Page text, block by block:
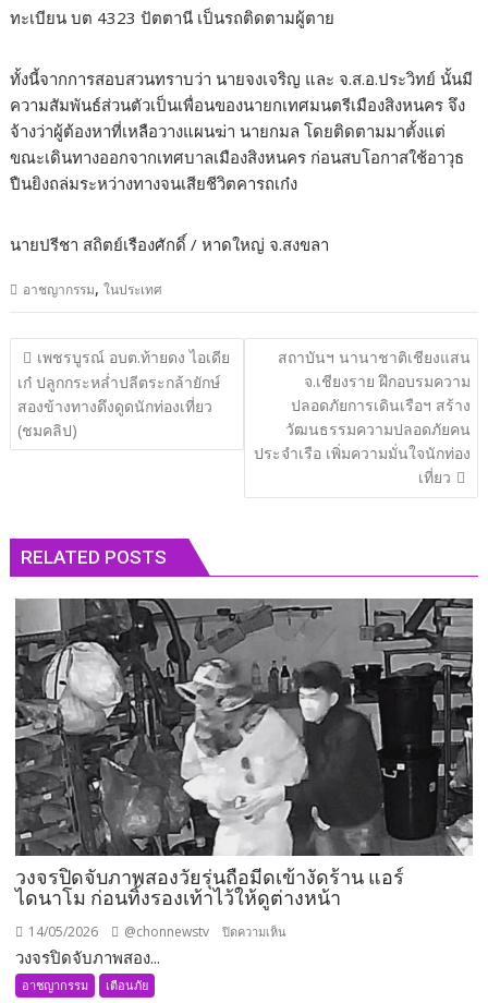
ทะเบียน บต 4323 ปัตตานี เป็นรถติดตามผู้ตาย
ทั้งนี้จากการสอบสวนทราบว่า นายจงเจริญ และ จ.ส.อ.ประวิทย์ นั้นมี
ความสัมพันธ์ส่วนตัวเป็นเพื่อนของนายกเทศมนตรีเมืองสิงหนคร จึง
จ้างว่าผู้ต้องหาที่เหลือวางแผนฆ่า นายกมล โดยติดตามมาตั้งแต่
ขณะเดินทางออกจากเทศบาลเมืองสิงหนคร ก่อนสบโอกาสใช้อาวุธ
ปืนยิงถล่มระหว่างทางจนเสียชีวิตคารถเก๋ง
นายปรีชา สถิตย์เรืองศักดิ์ / หาดใหญ่ จ.สงขลา
อาชญากรรม,ในประเทศ
แนะแนว
เรื่อง
เพชรบูรณ์ อบต.ท้ายดง ไอเดีย
เก๋ ปลูกกระหล่ำปลีตระกล้ายักษ์
สองข้างทางดึงดูดนักท่องเที่ยว
(ชมคลิป)
สถาบันฯ นานาชาติเชียงแสน
จ.เชียงราย ฝึกอบรมความ
ปลอดภัยการเดินเรือฯ สร้าง
วัฒนธรรมความปลอดภัยคน
ประจำเรือ เพิ่มความมั่นใจนักท่อง
เที่ยว
RELATED POSTS
วงจรปิดจับภาพสองวัยรุ่นถือมีดเข้างัดร้าน แอร์
ไดนาโม ก่อนทิ้งรองเท้าไว้ให้ดูต่างหน้า
14/05/2026 @chonnewstv ปิดความเห็น
วงจรปิดจับภาพสอง...
อาชญากรรม เตือนภัย